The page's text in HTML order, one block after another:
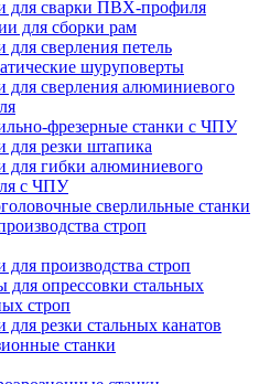
для сварки ПВХ-профиля
для сборки рам
для сверления петель
шуруповерты
для сверления алюминиевого
фрезерные станки с ЧПУ
для резки штапика
для гибки алюминиевого
с ЧПУ
сверлильные станки
строп
для производства строп
для опрессовки стальных
строп
для резки стальных канатов
станки